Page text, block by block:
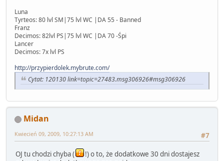
Luna
Tyrteos: 80 lvl SM|75 lvl WC |DA 55 - Banned
Franz
Decimos: 82lvl PS|75 lvl WC |DA 70 -Śpi
Lancer
Decimos: 7x lvl PS
http://przypierdolek.mybrute.com/
Cytat: 120130 link=topic=27483.msg306926#msg306926
Midan
#7
Kwiecień 09, 2009, 10:27:13 AM
OJ tu chodzi chyba (
!) o to, że dodatkowe 30 dni dostajesz